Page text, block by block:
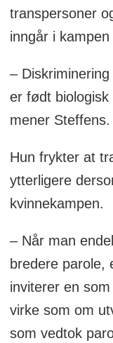
transpersoner
inngår i
–
er født biologisk
mener Steffens.
Hun frykter at
ytterligere
kvinnekampen.
– Når man
bredere parole,
inviterer en
virke som om
som vedtok